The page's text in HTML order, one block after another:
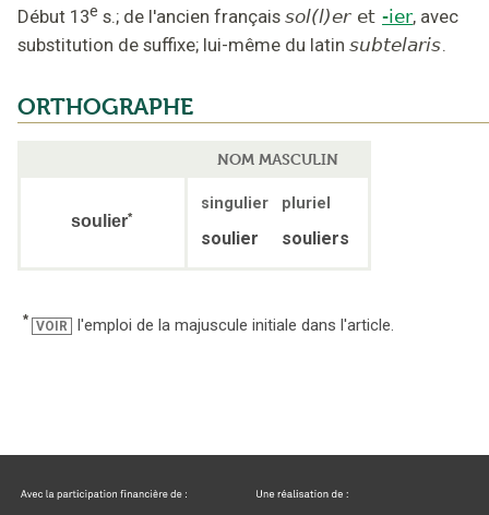
Début 13e s.; de l'ancien français sol(l)er et -ier, avec
substitution de suffixe; lui-même du latin subtelaris.
ORTHOGRAPHE
NOM MASCULIN
soulier*
singulier pluriel
soulier souliers
* VOIR l'emploi de la majuscule initiale dans l'article.